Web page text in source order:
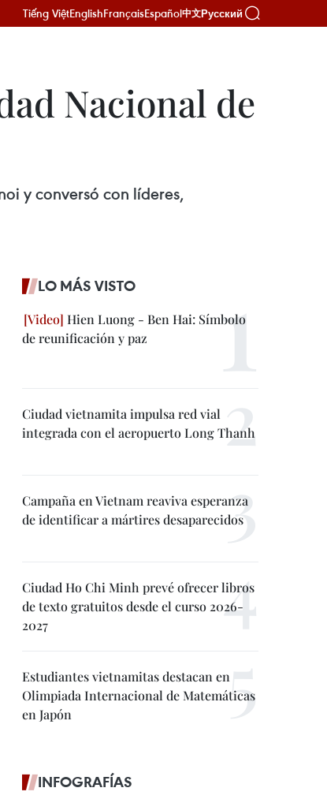
Tiếng ViệtEnglishFrançaisEspañol中文Русский
Nacional de
y conversó con líderes,
LO MÁS VISTO
Hien Luong - Ben Hai: Símbolo
de reunificación y paz
Ciudad vietnamita impulsa red vial
integrada con el aeropuerto Long Thanh
Campaña en Vietnam reaviva esperanza
de identificar a mártires desaparecidos
Ciudad Ho Chi Minh prevé ofrecer libros
de texto gratuitos desde el curso 2026-
2027
Estudiantes vietnamitas destacan en
Olimpiada Internacional de Matemáticas
en Japón
INFOGRAFÍAS